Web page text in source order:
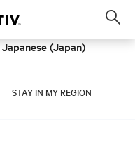
Japanese (Japan)
STAY IN MY REGION